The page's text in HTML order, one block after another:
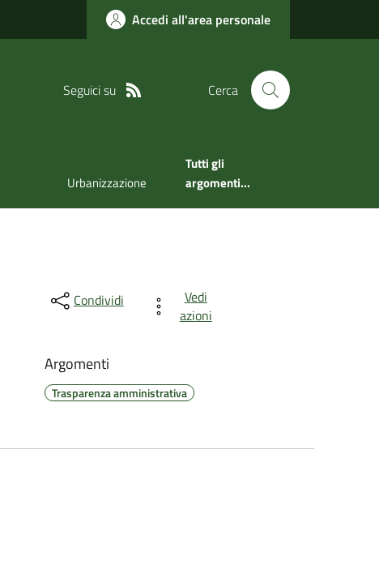
Accedi all'area personale
Seguici su Cerca
Urbanizzazione
Tutti gli
argomenti...
Condividi
Vedi
azioni
Argomenti
Trasparenza amministrativa